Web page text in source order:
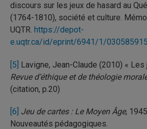
discours sur les jeux de hasard au
(1764-1810), société et culture.
UQTR. https://depot-
e.uqtr.ca/id/eprint/6941/1/
[5] Lavigne, Jean-Claude (2010) « Les
Revue d’éthique et de théologie
(citation, p.20)
[6] Jeu de cartes : Le Moyen Âge,
Nouveautés pédagogiques.